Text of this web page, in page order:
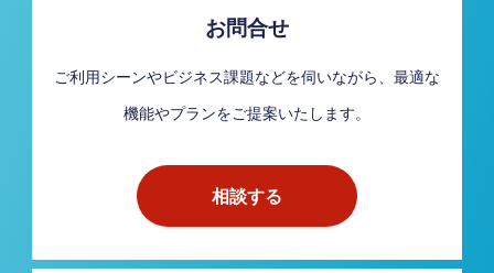
お問合せ
ご利用シーンやビジネス課題などを伺いながら、最適な
機能やプランをご提案いたします。
相談する